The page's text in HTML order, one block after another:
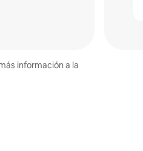
información a la